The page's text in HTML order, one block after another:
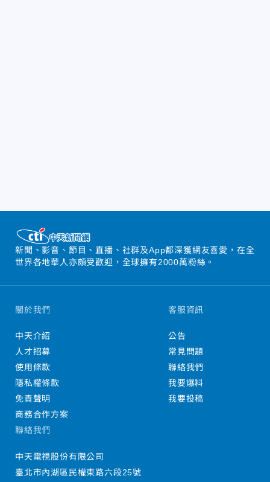
新聞、影音、節目、直播、社群及App都深獲網友喜愛，在全
世界各地華人亦頗受歡迎，全球擁有2000萬粉絲。
關於我們
中天介紹
人才招募
使用條款
隱私權條款
免責聲明
商務合作方案
客服資訊
公告
常見問題
聯絡我們
我要爆料
我要投稿
聯絡我們
中天電視股份有限公司
臺北市內湖區民權東路六段25號